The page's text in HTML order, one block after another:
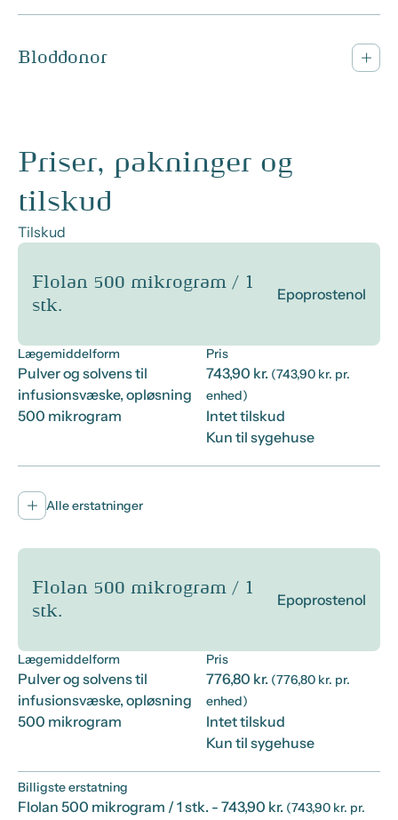
Bloddonor
Priser, pakninger og
tilskud
Tilskud
Flolan 500 mikrogram / 1
stk.
Epoprostenol
Lægemiddelform
Pulver og solvens til
infusionsvæske, opløsning
500 mikrogram
Pris
743,90 kr. (743,90 kr. pr.
enhed)
Intet tilskud
Kun til sygehuse
Alle erstatninger
Flolan 500 mikrogram / 1
stk.
Epoprostenol
Lægemiddelform
Pulver og solvens til
infusionsvæske, opløsning
500 mikrogram
Pris
776,80 kr. (776,80 kr. pr.
enhed)
Intet tilskud
Kun til sygehuse
Billigste erstatning
Flolan 500 mikrogram / 1 stk. - 743,90 kr. (743,90 kr. pr.